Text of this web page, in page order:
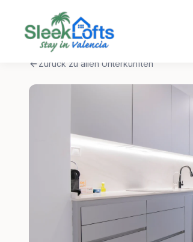
Zurück zu allen Unterkünften